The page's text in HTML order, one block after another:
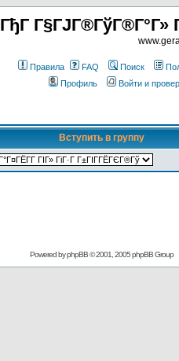
ГђГ
Правила FAQ Поиск
Профиль
Войти и
Вступить в группу
Powered byphpBB© 2001, 2005 phpBB Group